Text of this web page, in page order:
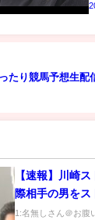
たり競馬予想生配
【速報】川崎ス
際相手の男を
再逮捕 任意聴取でストーカー認める 神奈川
1:名無しさん＠お腹